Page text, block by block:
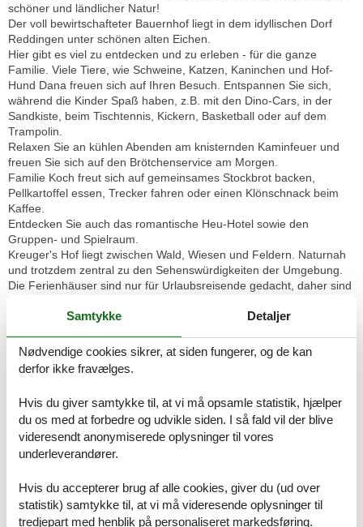
schöner und ländlicher Natur!
Der voll bewirtschafteter Bauernhof liegt in dem idyllischen Dorf
Reddingen unter schönen alten Eichen.
Hier gibt es viel zu entdecken und zu erleben - für die ganze
Familie. Viele Tiere, wie Schweine, Katzen, Kaninchen und Hof-
Hund Dana freuen sich auf Ihren Besuch. Entspannen Sie sich,
während die Kinder Spaß haben, z.B. mit den Dino-Cars, in der
Sandkiste, beim Tischtennis, Kickern, Basketball oder auf dem
Trampolin.
Relaxen Sie an kühlen Abenden am knisternden Kaminfeuer und
freuen Sie sich auf den Brötchenservice am Morgen.
Familie Koch freut sich auf gemeinsames Stockbrot backen,
Pellkartoffel essen, Trecker fahren oder einen Klönschnack beim
Kaffee.
Entdecken Sie auch das romantische Heu-Hotel sowie den
Gruppen- und Spielraum.
Kreuger's Hof liegt zwischen Wald, Wiesen und Feldern. Naturnah
und trotzdem zentral zu den Sehenswürdigkeiten der Umgebung.
Die Ferienhäuser sind nur für Urlaubsreisende gedacht, daher sind
Montagearbeiter nicht gestattet.
Das Ferienhaus Hofbusch II ist komfortabel und modern
eingerichtet.
Es verfügt über einen hellen Wohnraum mit Essplatz, Sat-TV,
Geschirrspüler und Mikrowelle.
Es gibt 4 separate Schlafzimmer mit insgesamt 8 Betten. Eines der
Schlafzimmer kann variabel auch als Spiel- und Rückzugsraum
genutzt werden. Ein zusätzliches Kinderbett kann bei Bedarf
barrierefreies Schlafzimmer und Badezimmer im Erdgeschoss.
Somit ist diedes Ferienhaus auch für behinderte Gäste zu
empfehlen. Im Obergeschoss befindet sich ein zweites Bad mit
Samtykke Detaljer
Nødvendige cookies sikrer, at siden fungerer, og de kan
derfor ikke fravælges.
Hvis du giver samtykke til, at vi må opsamle statistik, hjælper
du os med at forbedre og udvikle siden. I så fald vil der blive
videresendt anonymiserede oplysninger til vores
underleverandører.
Hvis du accepterer brug af alle cookies, giver du (ud over
statistik) samtykke til, at vi må videresende oplysninger til
tredjepart med henblik på personaliseret markedsføring.